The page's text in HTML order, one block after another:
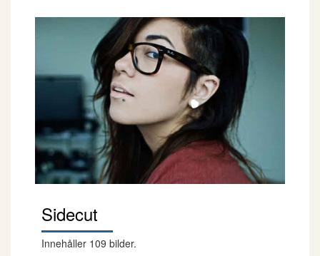
Sidecut
Innehåller 109 bilder.